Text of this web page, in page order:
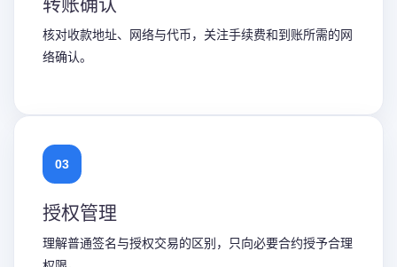
核对收款地址、网络与代币，关注手续费和到账所需的网
络确认。
03
授权管理
理解普通签名与授权交易的区别，只向必要合约授予合理